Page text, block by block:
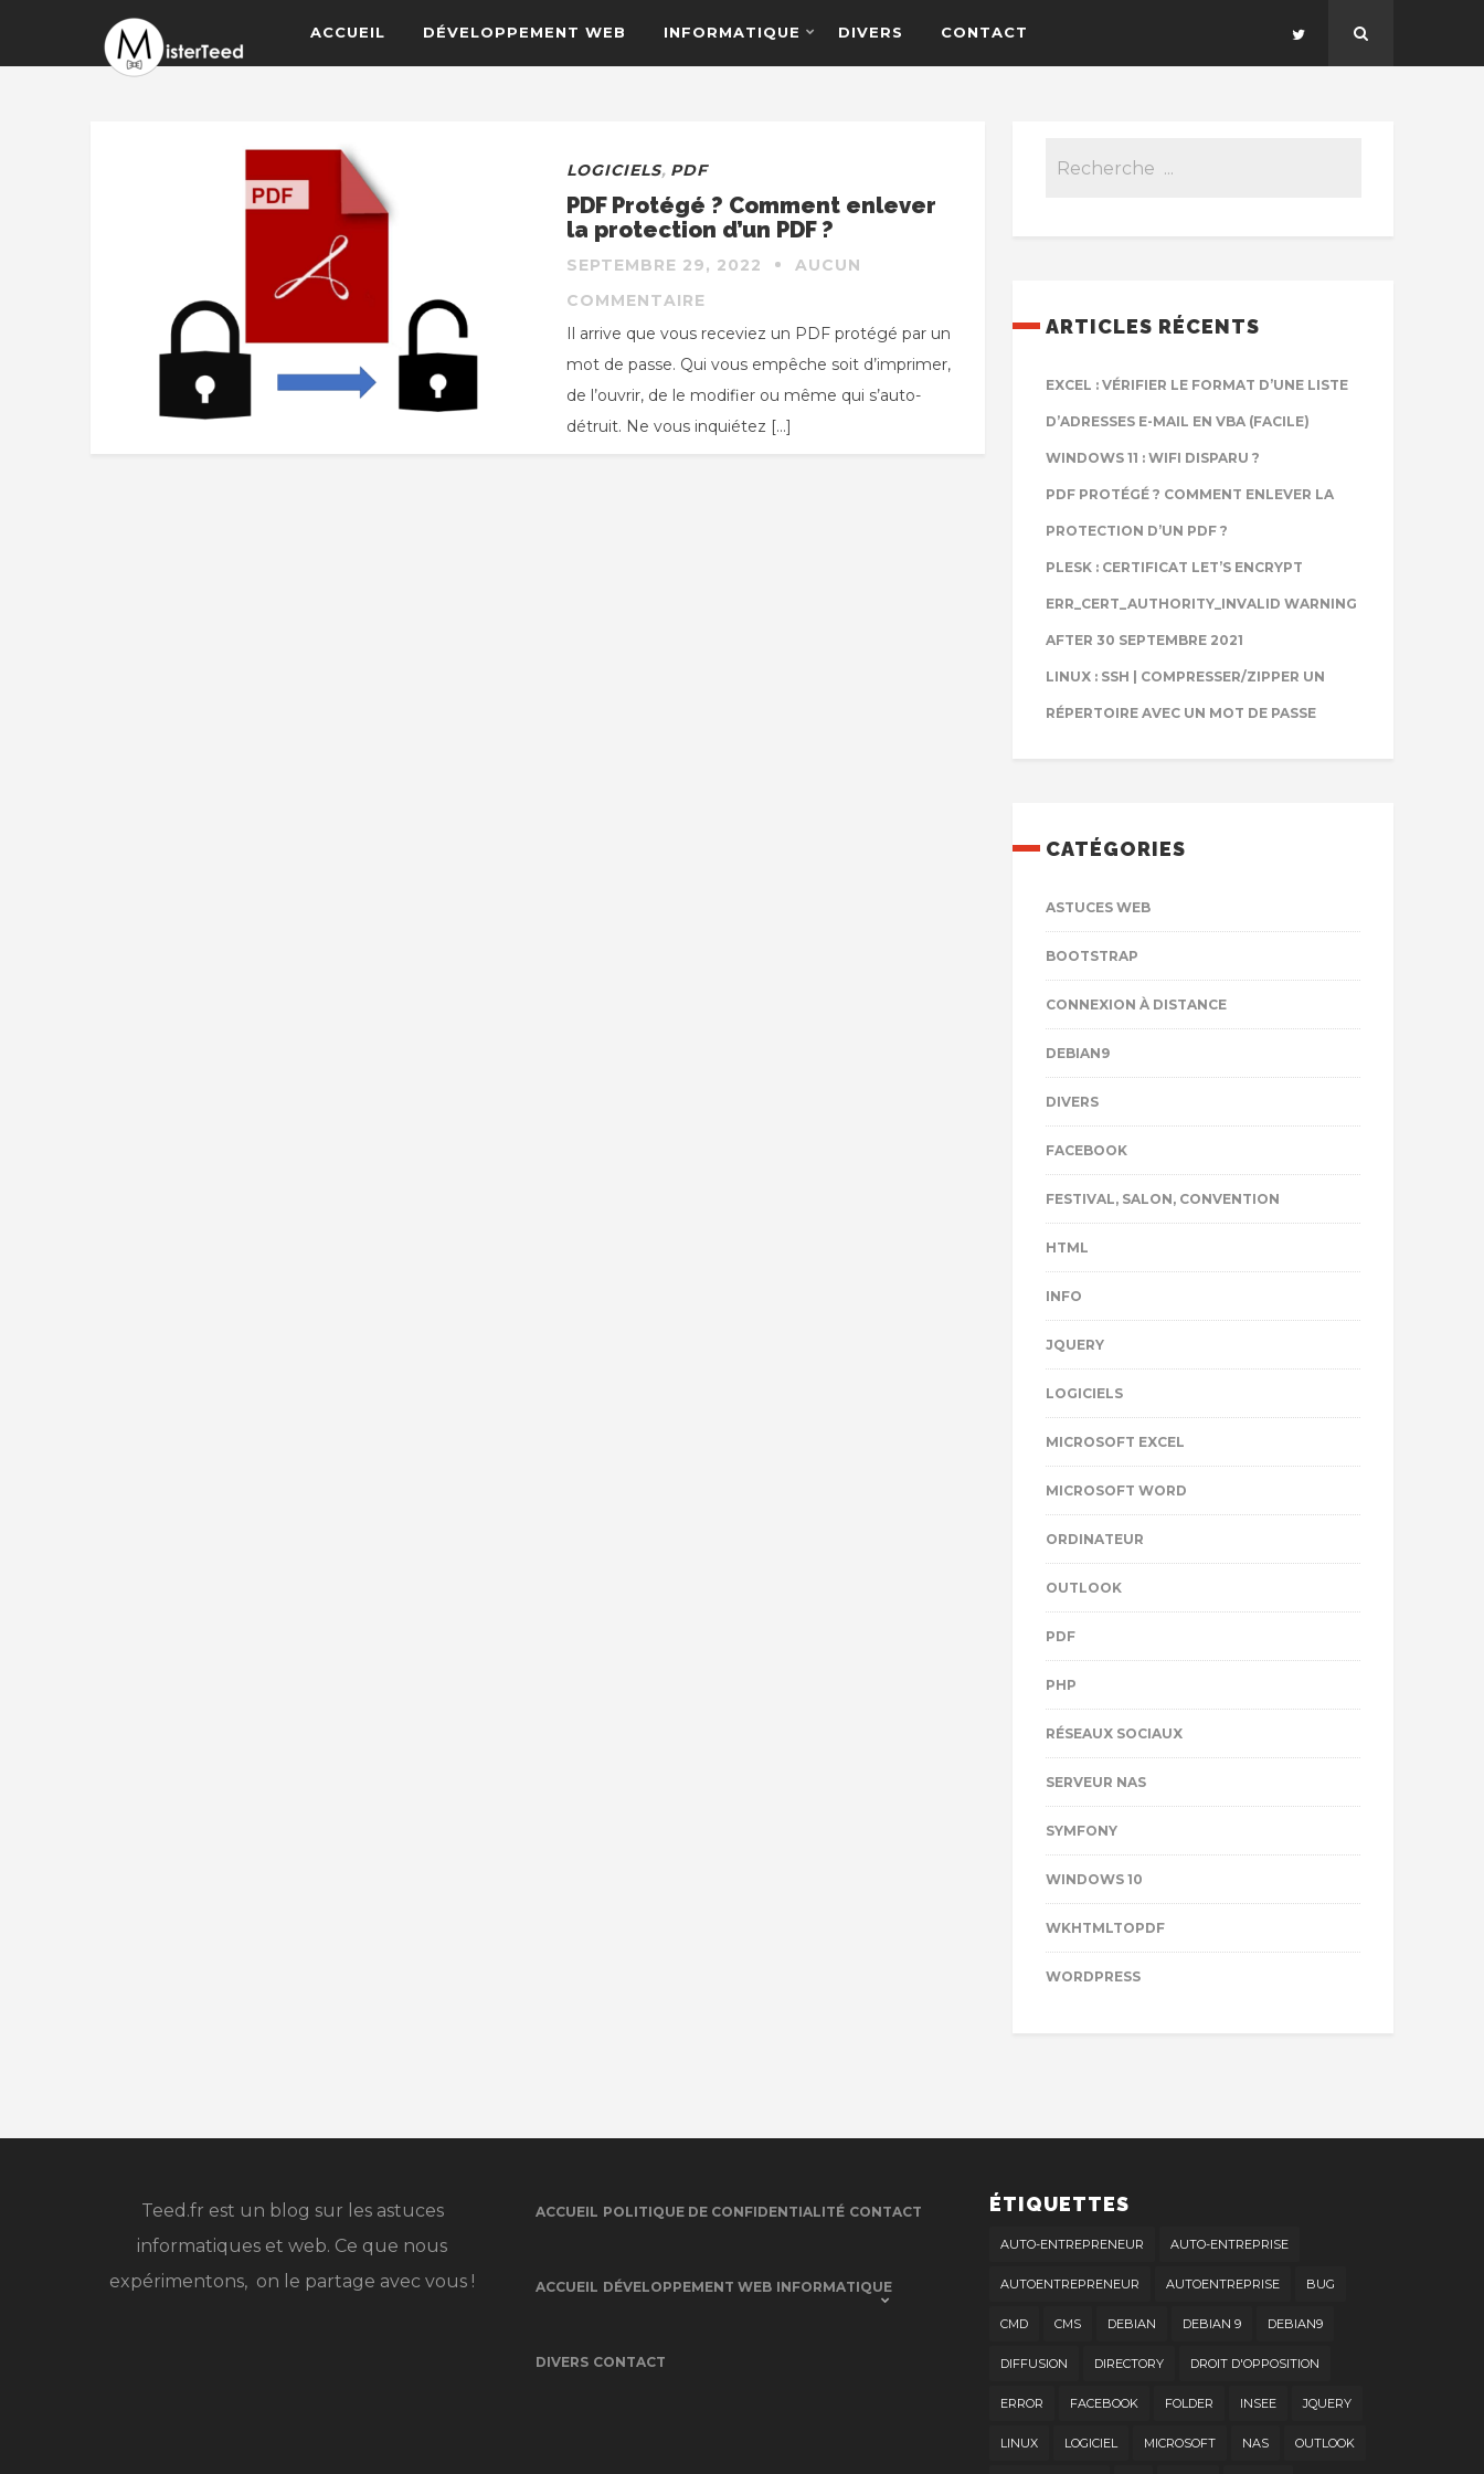
ACCUEIL DÉVELOPPEMENT WEB INFORMATIQUE DIVERS CONTACT
LOGICIELS, PDF
PDF Protégé ? Comment enlever
la protection d’un PDF ?
SEPTEMBRE 29, 2022
AUCUN
COMMENTAIRE
Il arrive que vous receviez un PDF protégé par un
mot de passe. Qui vous empêche soit d’imprimer,
de l’ouvrir, de le modifier ou même qui s’auto-
détruit. Ne vous inquiétez […]
ARTICLES RÉCENTS
EXCEL : VÉRIFIER LE FORMAT D’UNE LISTE
D’ADRESSES E-MAIL EN VBA (FACILE)
WINDOWS 11 : WIFI DISPARU ?
PDF PROTÉGÉ ? COMMENT ENLEVER LA
PROTECTION D’UN PDF ?
PLESK : CERTIFICAT LET’S ENCRYPT
ERR_CERT_AUTHORITY_INVALID WARNING
AFTER 30 SEPTEMBRE 2021
LINUX : SSH | COMPRESSER/ZIPPER UN
RÉPERTOIRE AVEC UN MOT DE PASSE
CATÉGORIES
ASTUCES WEB
BOOTSTRAP
CONNEXION À DISTANCE
DEBIAN9
DIVERS
FACEBOOK
FESTIVAL, SALON, CONVENTION
HTML
INFO
JQUERY
LOGICIELS
MICROSOFT EXCEL
MICROSOFT WORD
ORDINATEUR
OUTLOOK
PDF
PHP
RÉSEAUX SOCIAUX
SERVEUR NAS
SYMFONY
WINDOWS 10
WKHTMLTOPDF
WORDPRESS
Teed.fr est un blog sur les astuces
informatiques et web. Ce que nous
expérimentons, on le partage avec vous !
ACCUEIL POLITIQUE DE CONFIDENTIALITÉ CONTACT
ACCUEIL DÉVELOPPEMENT WEB INFORMATIQUE
DIVERS CONTACT
ÉTIQUETTES
AUTO-ENTREPRENEUR AUTO-ENTREPRISE
AUTOENTREPRENEUR AUTOENTREPRISE BUG
CMD CMS DEBIAN DEBIAN 9 DEBIAN9
DIFFUSION DIRECTORY DROIT D'OPPOSITION
ERROR FACEBOOK FOLDER INSEE JQUERY
LINUX LOGICIEL MICROSOFT NAS OUTLOOK